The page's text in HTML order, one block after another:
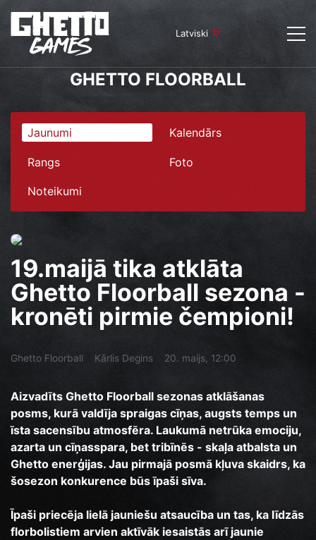
Latviski
GHETTO FLOORBALL
Jaunumi Kalendārs
Rangs Foto
Noteikumi
19.maijā tika atklāta
Ghetto Floorball sezona -
kronēti pirmie čempioni!
Ghetto Floorball Kārlis Degins 20. maijs, 12:00
Aizvadīts Ghetto Floorball sezonas atklāšanas
posms, kurā valdīja spraigas cīņas, augsts temps un
īsta sacensību atmosfēra. Laukumā netrūka emociju,
azarta un cīņasspara, bet tribīnēs - skaļa atbalsta un
Ghetto enerģijas. Jau pirmajā posmā kļuva skaidrs, ka
šosezon konkurence būs īpaši sīva.
Īpaši priecēja lielā jauniešu atsaucība un tas, ka līdzās
florbolistiem arvien aktīvāk iesaistās arī jaunie